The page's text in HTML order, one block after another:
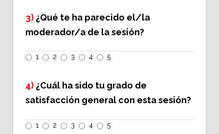
3) ¿Qué te ha parecido el/la
moderador/a de la sesión?
1 2 3 4 5
4)¿Cuál ha sido tu grado de
satisfacción general con esta sesión?
1 2 3 4 5